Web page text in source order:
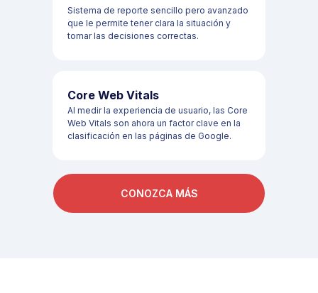
Sistema de reporte sencillo pero avanzado
que le permite tener clara la situación y
tomar las decisiones correctas.
CONOZCA MÁS
Core Web Vitals
Al medir la experiencia de usuario, las Core
Web Vitals son ahora un factor clave en la
clasificación en las páginas de Google.